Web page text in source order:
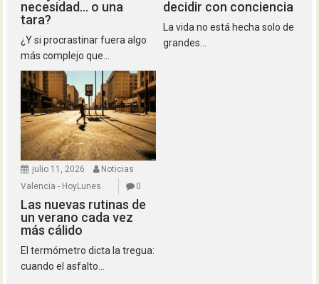
necesidad… o una
tara?
¿Y si procrastinar fuera algo
más complejo que...
decidir con conciencia
La vida no está hecha solo de
grandes...
julio 11, 2026
Noticias
Valencia - HoyLunes
0
Las nuevas rutinas de
un verano cada vez
más cálido
El termómetro dicta la tregua:
cuando el asfalto...